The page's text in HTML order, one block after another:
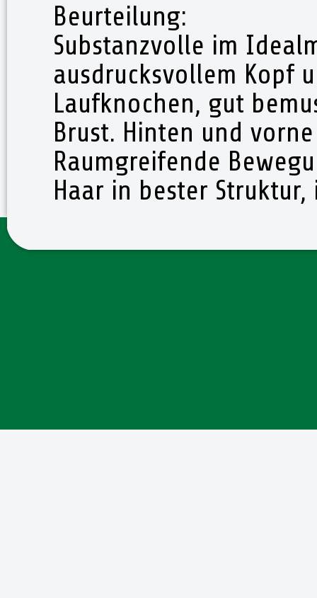
Beurteilung:
Substanzvolle im
ausdrucksvollem Kopf
Laufknochen, gut
Brust. Hinten und
Raumgreifende
Haar in bester